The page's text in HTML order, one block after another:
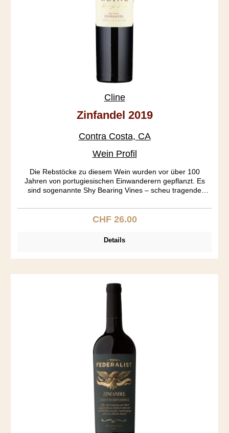
Cline
Zinfandel 2019
Contra Costa, CA
Wein Profil
Die Rebstöcke zu diesem Wein wurden vor über 100
Jahren von portugiesischen Einwanderern gepflanzt. Es
sind sogenannte Shy Bearing Vines – scheu tragende
Oakley Vineyard war wegen seiner Sandigkeit noch nie von
Phylloxera befallen. Die Tannine sind extra soft. Der Wein
Aromen vermengen sich mit Kaffee und Schoko – gäbe es
Regulärer Preis:
CHF 26.00
Details